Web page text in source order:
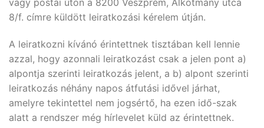
8/f. címre küldött leiratkozási kérelem útján.
A leiratkozni kívánó érintettnek tisztában kell lennie
azzal, hogy azonnali leiratkozást csak a jelen pont a)
alpontja szerinti leiratkozás jelent, a b) alpont szerinti
leiratkozás néhány napos átfutási idővel járhat,
amelyre tekintettel nem jogsértő, ha ezen idő-szak
alatt a rendszer még hírlevelet küld az érintettnek.